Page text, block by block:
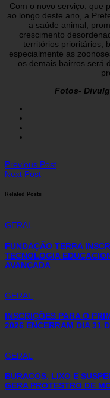
Com o novo serviço, que
ao longo deste ano, a
a saúde animal,
crescimento
territórios prioritários,
especialmente as
os demais bairros será
Fotos-
Previous Post
Next Post
Related Posts
GERAL
FUNDAÇÃO TERRA
TECNOLOGIA
AVANÇADA
GERAL
INSCRIÇÕES PARA O
2026 ENCERRAM DIA 31
GERAL
BURACOS, LIXO E
GERA PROTESTRO DE